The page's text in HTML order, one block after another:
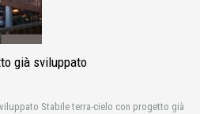
già sviluppato
Stabile terra-cielo con progetto già